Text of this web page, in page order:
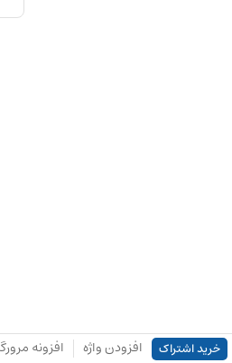
خرید اشتراک افزودن واژه افزونه